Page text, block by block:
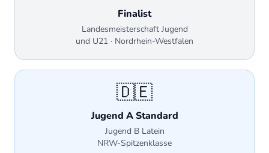
Darren
Finalist Landesmeisterschaft Jugend und U21
Nordrhein-Westfalen – trainiert und
ausgebildet bei Tanzwelt Ratingen.
Finalist
Landesmeisterschaft Jugend
und U21 · Nordrhein-Westfalen
🇩🇪
Jugend A Standard
Jugend B Latein
NRW-Spitzenklasse